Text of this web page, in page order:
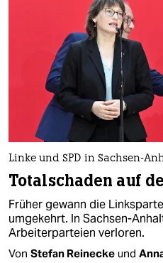
Linke und SPD in Sachsen-
Totalschaden auf
Früher gewann die
umgekehrt. In Sachsen-
Arbeiterparteien verloren.
Von Stefan Reinecke und